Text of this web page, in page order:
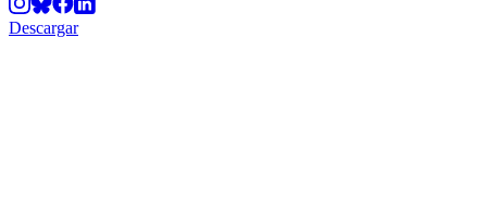
Descargar